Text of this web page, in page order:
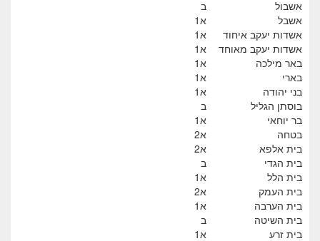
אשבול
ב
אשבל
א1
אשדות יעקב איחוד
א1
אשדות יעקב מאוחד
א1
באר מילכה
א1
בארי
א1
בני יהודה
א1
בוסתן הגליל
ב
בר יוחאי
א1
בטחה
א2
בית אלפא
א2
בית הגדי
ב
בית הלל
א1
בית העמק
א2
בית הערבה
א1
בית השיטה
ב
בית זרע
א1